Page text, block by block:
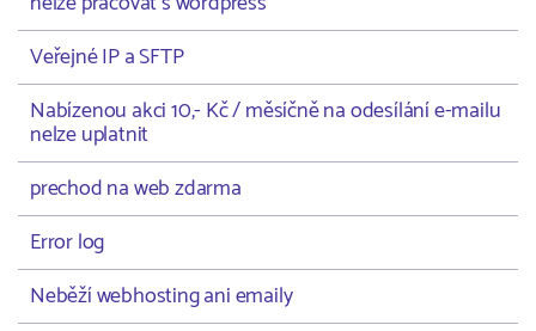
Veřejné IP a SFTP
Nabízenou akci 10,- Kč / měsíčně na odesílání e-mailu
nelze uplatnit
prechod na web zdarma
Error log
Neběží webhosting ani emaily